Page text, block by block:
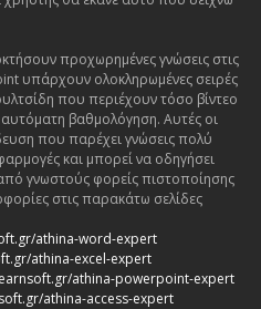
προχωρημένες γνώσεις στις
υπάρχουν ολοκληρωμένες σειρές
που περιέχουν τόσο βίντεο
βαθμολόγηση. Αυτές οι
που παρέχει γνώσεις πολύ
και μπορεί να οδηγήσει
γνωστούς φορείς πιστοποίησης
στις παρακάτω σελίδες
athina-word-expert
athina-excel-expert
athina-powerpoint-expert
athina-access-expert